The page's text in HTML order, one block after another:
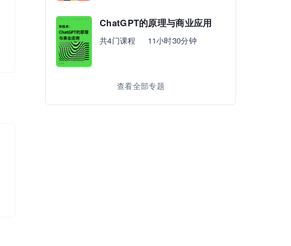
ChatGPT的原理与商业应用
共4门课程 11小时30分钟
查看全部专题